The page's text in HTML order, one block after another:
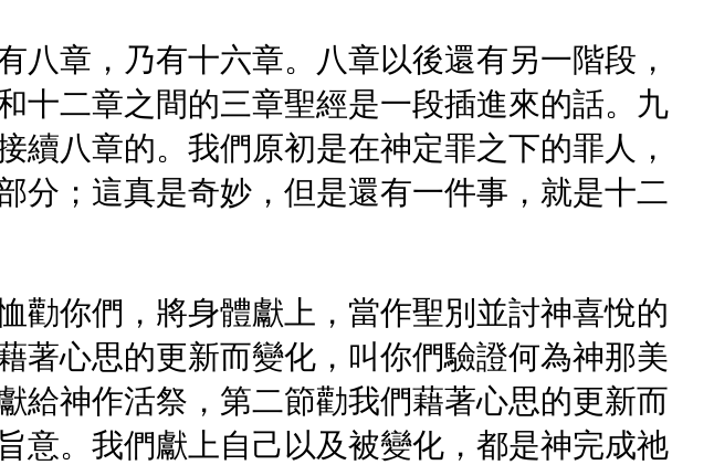
章，乃有十六章。八章以後還有另一階段，
二章之間的三章聖經是一段插進來的話。九
八章的。我們原初是在神定罪之下的罪人，
分；這真是奇妙，但是還有一件事，就是十二
勸你們，將身體獻上，當作聖別並討神喜悅的
著心思的更新而變化，叫你們驗證何為神那美
給神作活祭，第二節勸我們藉著心思的更新而
意。我們獻上自己以及被變化，都是神完成祂